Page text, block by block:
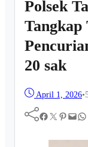
Polsek
Tangkap
20 sak
April 1, 2026•
Facebook Twitter Pinterest Mail WhatsApp